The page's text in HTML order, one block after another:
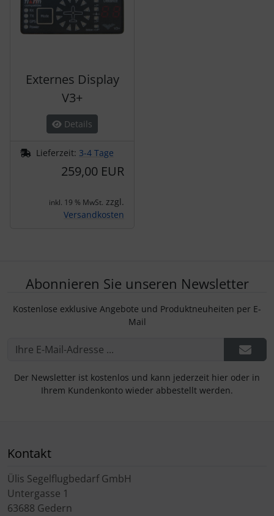
Externes Display
V3+
Details
Lieferzeit: 3-4 Tage
259,00 EUR
inkl. 19 % MwSt. zzgl.
Versandkosten
Abonnieren Sie unseren Newsletter
Kostenlose exklusive Angebote und Produktneuheiten per E-
Mail
Der Newsletter ist kostenlos und kann jederzeit hier oder in
Ihrem Kundenkonto wieder abbestellt werden.
Kontakt
Ülis Segelflugbedarf GmbH
Untergasse 1
63688 Gedern